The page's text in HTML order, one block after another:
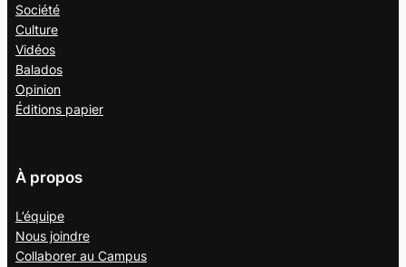
Société
Culture
Vidéos
Balados
Opinion
Éditions papier
À propos
L’équipe
Nous joindre
Collaborer au Campus